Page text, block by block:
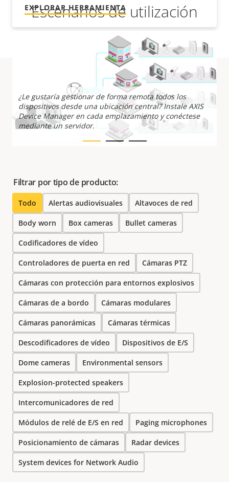
Escenarios de utilización
¿Le gustaría gestionar de forma remota todos los
dispositivos desde una ubicación central? Instale AXIS
Device Manager en cada emplazamiento y conéctese
mediante un servidor.
EXPLORAR HERRAMIENTA
Productos compatibles
Personalice, mejore y añada funcionalidad a su
solución.
Filtrar por tipo de producto:
Todo Alertas audiovisuales Altavoces de red
Body worn Box cameras Bullet cameras
Codificadores de vídeo
Controladores de puerta en red Cámaras PTZ
Cámaras con protección para entornos explosivos
Cámaras de a bordo Cámaras modulares
Cámaras panorámicas Cámaras térmicas
Descodificadores de vídeo Dispositivos de E/S
Dome cameras Environmental sensors
Explosion-protected speakers
Intercomunicadores de red
Módulos de relé de E/S en red Paging microphones
Posicionamiento de cámaras Radar devices
System devices for Network Audio